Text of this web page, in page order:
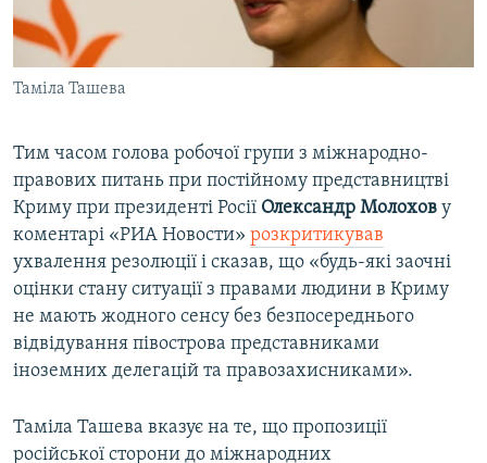
Таміла Ташева
Тим часом голова робочої групи з міжнародно-
правових питань при постійному представництві
Криму при президенті Росії Олександр Молохов у
коментарі «РИА Новости» розкритикував
ухвалення резолюції і сказав, що «будь-які заочні
оцінки стану ситуації з правами людини в Криму
не мають жодного сенсу без безпосереднього
відвідування півострова представниками
іноземних делегацій та правозахисниками».
Таміла Ташева вказує на те, що пропозиції
російської сторони до міжнародних